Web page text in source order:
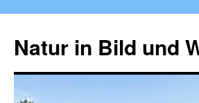
springen
Natur in Bild und